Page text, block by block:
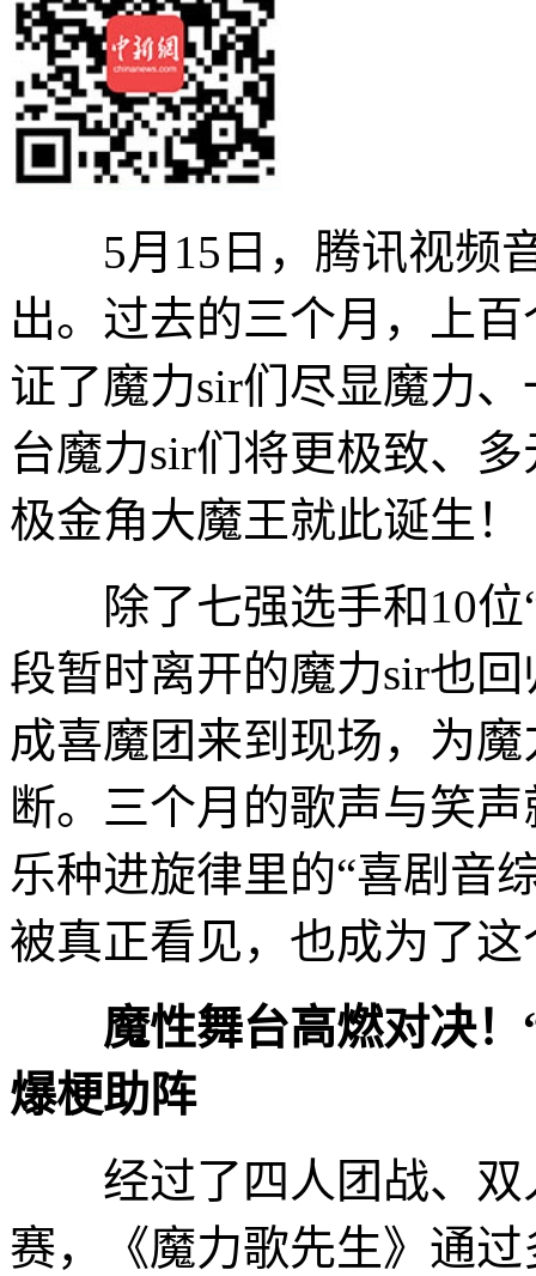
5月15日，腾讯视频音
出。过去的三个月，上
证了魔力sir们尽显魔力
台魔力sir们将更极致、
极金角大魔王就此诞生！
除了七强选手和10位“
段暂时离开的魔力sir也回
成喜魔团来到现场，为
断。三个月的歌声与笑
乐种进旋律里的“喜剧音
被真正看见，也成为了
魔性舞台高燃对决
爆梗助阵
经过了四人团战、双
赛，《魔力歌先生》通